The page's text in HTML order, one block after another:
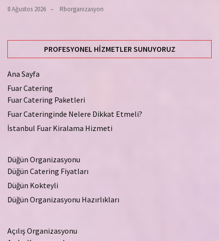
8 Ağustos 2026 Rborganizasyon
PROFESYONEL HIZMETLER SUNUYORUZ
Ana Sayfa
Fuar Catering
Fuar Catering Paketleri
Fuar Cateringinde Nelere Dikkat Etmeli?
İstanbul Fuar Kiralama Hizmeti
Düğün Organizasyonu
Düğün Catering Fiyatları
Düğün Kokteyli
Düğün Organizasyonu Hazırlıkları
Açılış Organizasyonu